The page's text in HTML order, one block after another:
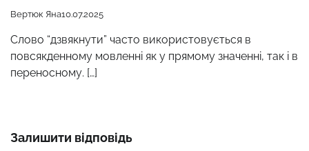
Вертюк Яна10.07.2025
Слово “дзвякнути” часто використовується в
повсякденному мовленні як у прямому значенні, так і в
переносному. […]
Залишити відповідь